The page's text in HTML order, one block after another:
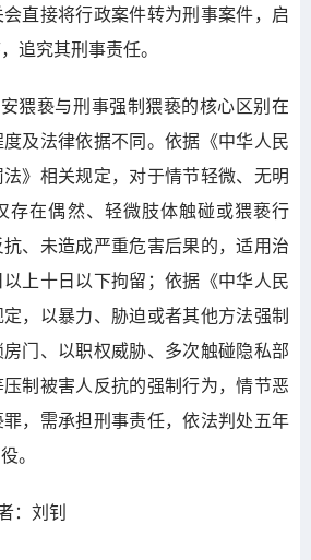
直接将行政案件转为刑事案件，启
追究其刑事责任。
猥亵与刑事强制猥亵的核心区别在
及法律依据不同。依据《中华人民
》相关规定，对于情节轻微、无明
存在偶然、轻微肢体触碰或猥亵行
、未造成严重危害后果的，适用治
上十日以下拘留；依据《中华人民
，以暴力、胁迫或者其他方法强制
门、以职权威胁、多次触碰隐私部
制被害人反抗的强制行为，情节恶
，需承担刑事责任，依法判处五年
。
：刘钊